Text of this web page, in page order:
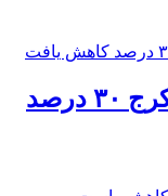
️قیمت مسکن در کرج ۳۰ درصد